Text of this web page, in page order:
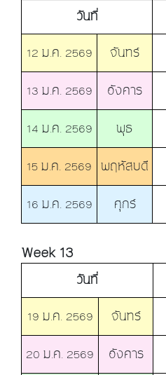
วันที่
12 ม.ค. 2569
จันทร์
13 ม.ค. 2569
อังคาร
14 ม.ค. 2569
พุธ
15 ม.ค. 2569
พฤหัสบดี
16 ม.ค. 2569
ศุกร์
Week 13
วันที่
19 ม.ค. 2569
จันทร์
20 ม.ค. 2569
อังคาร